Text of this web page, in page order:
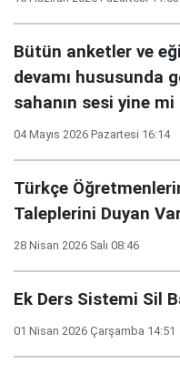
Bütün anketler ve
devamı hususunda
sahanın sesi yine
04 Mayıs 2026 Pazartesi 16:14
Türkçe
Taleplerini Duyan
28 Nisan 2026 Salı 08:46
Ek Ders Sistemi Sil
01 Nisan 2026 Çarşamba 14:51